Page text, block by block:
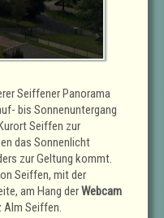
Seiffener Panorama
bis Sonnenuntergang
Seiffen zur
das Sonnenlicht
zur Geltung kommt.
Seiffen, mit der
am Hang derWebcam
Alm Seiffen.